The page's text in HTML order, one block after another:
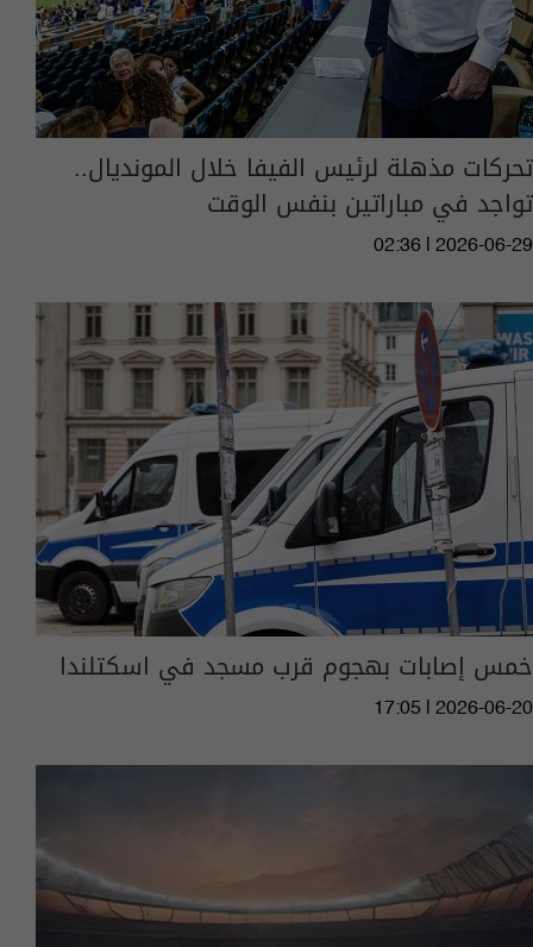
تحركات مذهلة لرئيس الفيفا خلال المونديال..
تواجد في مباراتين بنفس الوقت
02:36 | 2026-06-29
خمس إصابات بهجوم قرب مسجد في اسكتلندا
17:05 | 2026-06-20